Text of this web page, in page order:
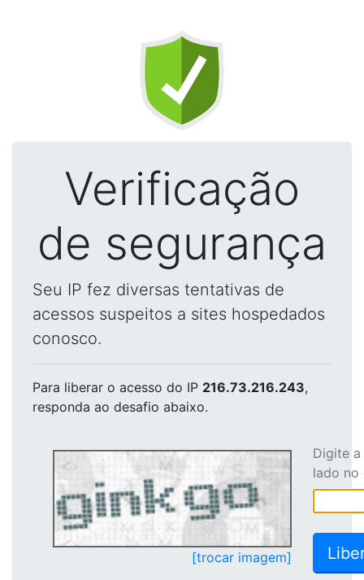
Verificação
de segurança
Seu IP fez diversas tentativas de
acessos suspeitos a sites hospedados
conosco.
Para liberar o acesso do IP 216.73.216.243,
responda ao desafio abaixo.
[trocar imagem]
Digite
lado no